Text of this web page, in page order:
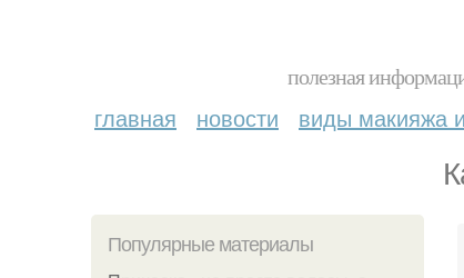
полезная
главная новости виды макияжа
Популярные материалы